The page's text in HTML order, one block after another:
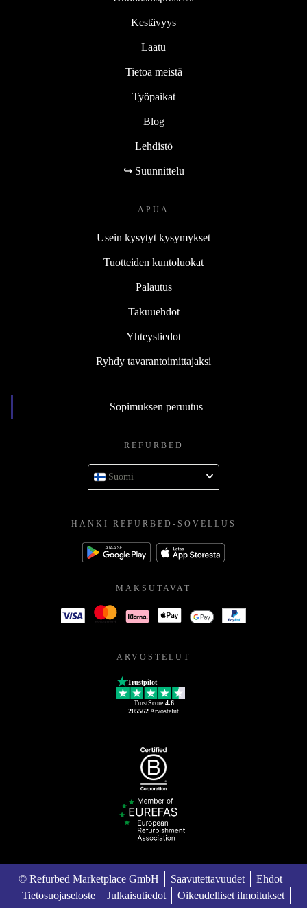
Kestävyys
Laatu
Tietoa meistä
Työpaikat
Blog
Lehdistö
↪ Suunnittelu
APUA
Usein kysytyt kysymykset
Tuotteiden kuntoluokat
Palautus
Takuuehdot
Yhteystiedot
Ryhdy tavarantoimittajaksi
Sopimuksen peruutus
REFURBED
Suomi
HANKI REFURBED-SOVELLUS
MAKSUTAVAT
ARVOSTELUT
Trustpilot
TrustScore 4.6
205562Arvostelut
© Refurbed Marketplace GmbH Saavutettavuudet
Ehdot
Tietosuojaseloste
Julkaisutiedot
Oikeudelliset ilmoitukset